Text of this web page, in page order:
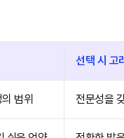
선택 시 고
범위 전문성을